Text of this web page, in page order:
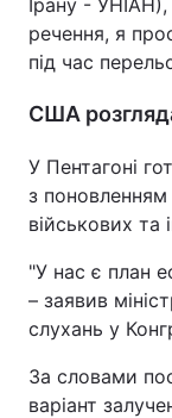
Ірану -
речення, я
під час
США
У Пентагоні
з
військових та
"У нас є план
– заявив
слухань у
За словами
варіант